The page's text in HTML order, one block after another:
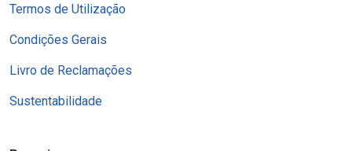
Termos de Utilização
Condições Gerais
Livro de Reclamações
Sustentabilidade